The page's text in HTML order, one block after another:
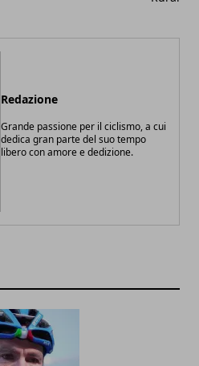
Redazione
Grande passione per il ciclismo, a cui
dedica gran parte del suo tempo
libero con amore e dedizione.